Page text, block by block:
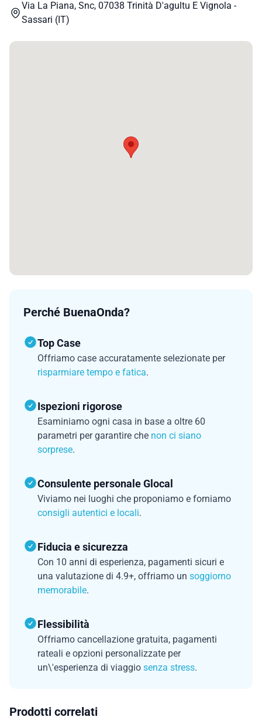
Via La Piana, Snc, 07038 Trinità D'agultu E Vignola -
Sassari (IT)
Perché BuenaOnda?
Top Case
Offriamo case accuratamente selezionate per
risparmiare tempo e fatica.
Ispezioni rigorose
Esaminiamo ogni casa in base a oltre 60
parametri per garantire che non ci siano
sorprese.
Consulente personale Glocal
Viviamo nei luoghi che proponiamo e forniamo
consigli autentici e locali.
Fiducia e sicurezza
Con 10 anni di esperienza, pagamenti sicuri e
una valutazione di 4.9+, offriamo un soggiorno
memorabile.
Flessibilità
Offriamo cancellazione gratuita, pagamenti
rateali e opzioni personalizzate per
un\'esperienza di viaggio senza stress.
Prodotti correlati